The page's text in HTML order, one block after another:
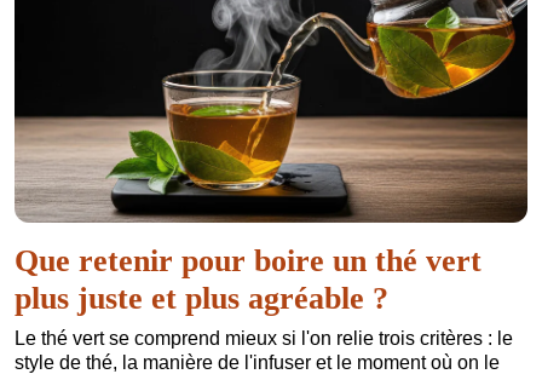
Que retenir pour boire un thé vert
plus juste et plus agréable ?
Le thé vert se comprend mieux si l'on relie trois critères : le
style de thé, la manière de l'infuser et le moment où on le